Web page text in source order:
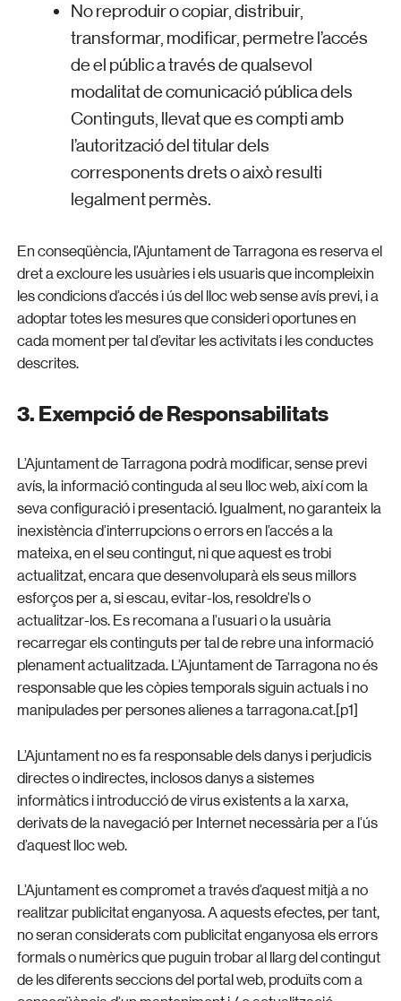
No reproduir o copiar, distribuir,
transformar, modificar, permetre l’accés
de el públic a través de qualsevol
modalitat de comunicació pública dels
Continguts, llevat que es compti amb
l’autorització del titular dels
corresponents drets o això resulti
legalment permès.
En conseqüència, l’Ajuntament de Tarragona es reserva el
dret a excloure les usuàries i els usuaris que incompleixin
les condicions d’accés i ús del lloc web sense avís previ, i a
adoptar totes les mesures que consideri oportunes en
cada moment per tal d’evitar les activitats i les conductes
descrites.
3. Exempció de Responsabilitats
L’Ajuntament de Tarragona podrà modificar, sense previ
avís, la informació continguda al seu lloc web, així com la
seva configuració i presentació. Igualment, no garanteix la
inexistència d’interrupcions o errors en l’accés a la
mateixa, en el seu contingut, ni que aquest es trobi
actualitzat, encara que desenvoluparà els seus millors
esforços per a, si escau, evitar-los, resoldre’ls o
actualitzar-los. Es recomana a l’usuari o la usuària
recarregar els continguts per tal de rebre una informació
plenament actualitzada. L’Ajuntament de Tarragona no és
responsable que les còpies temporals siguin actuals i no
manipulades per persones alienes a tarragona.cat.[p1]
L’Ajuntament no es fa responsable dels danys i perjudicis
directes o indirectes, inclosos danys a sistemes
informàtics i introducció de virus existents a la xarxa,
derivats de la navegació per Internet necessària per a l’ús
d’aquest lloc web.
L’Ajuntament es compromet a través d’aquest mitjà a no
realitzar publicitat enganyosa. A aquests efectes, per tant,
no seran considerats com publicitat enganyosa els errors
formals o numèrics que puguin trobar al llarg del contingut
de les diferents seccions del portal web, produïts com a